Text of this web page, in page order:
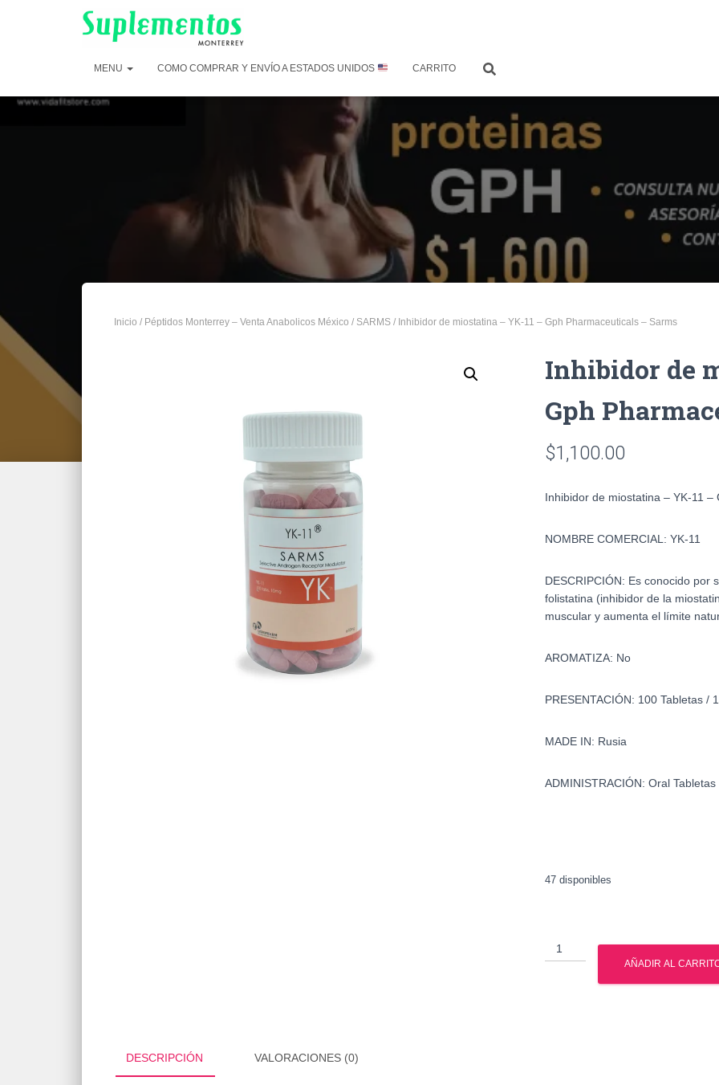
MENU COMO COMPRAR Y ENVÍO A ESTADOS UNIDOS CARRITO
Inicio / Péptidos Monterrey – Venta Anabolicos México / SARMS / Inhibidor de miostatina – YK-11 – Gph Pharmaceuticals – Sarms
Inhibidor de
Gph
$1,100.00
Inhibidor de miostatina – YK-11
NOMBRE COMERCIAL: YK-11
DESCRIPCIÓN: Es conocido por
folistatina (inhibidor de la
muscular y aumenta el límite
AROMATIZA: No
PRESENTACIÓN: 100 Tabletas /
MADE IN: Rusia
ADMINISTRACIÓN: Oral Tabletas
47 disponibles
Inhibidor
de
miostatina
AÑADIR AL
DESCRIPCIÓN VALORACIONES (0)